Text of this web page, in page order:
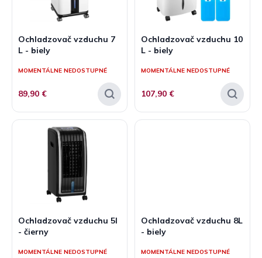
u
k
t
v
Ochladzovač vzduchu 7
L - biely
MOMENTÁLNE NEDOSTUPNÉ
89,90 €
Ochladzovač vzduchu 10
L - biely
MOMENTÁLNE NEDOSTUPNÉ
107,90 €
Ochladzovač vzduchu 5l
- čierny
MOMENTÁLNE NEDOSTUPNÉ
Ochladzovač vzduchu 8L
- biely
MOMENTÁLNE NEDOSTUPNÉ